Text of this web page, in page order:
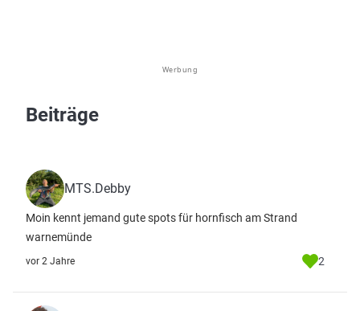
Werbung
Beiträge
MTS.Debby
Moin kennt jemand gute spots für hornfisch am Strand
warnemünde
vor 2 Jahre 2